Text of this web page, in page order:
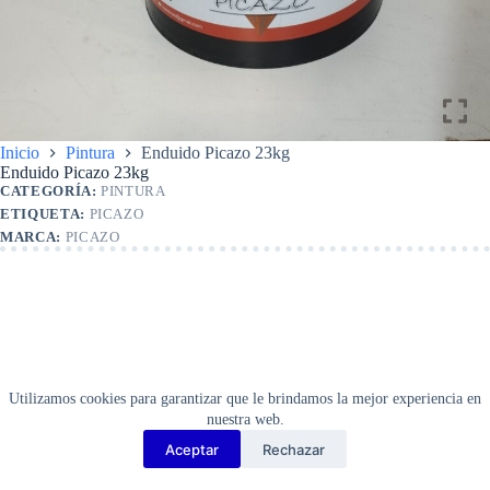
Utilizamos cookies para garantizar que le brindamos la mejor experiencia en
nuestra web.
Aceptar Rechazar
Inicio Pintura
Enduido Picazo 23kg
Enduido Picazo 23kg
CATEGORÍA:PINTURA
ETIQUETA: PICAZO
MARCA: PICAZO
Copyright Barbosa Tools©